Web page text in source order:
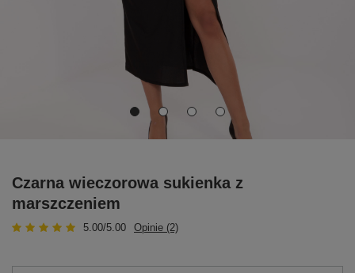
Czarna wieczorowa sukienka z
marszczeniem
5.00/5.00 Opinie (2)